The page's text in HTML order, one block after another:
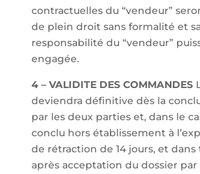
contractuelles du “vendeur”
de plein droit sans formalité et
responsabilité du “vendeur”
engagée.
4 – VALIDITE DES COMMANDES
deviendra définitive dès la
par les deux parties et, dans le
conclu hors établissement à
de rétraction de 14 jours, et dans
après acceptation du dossier par